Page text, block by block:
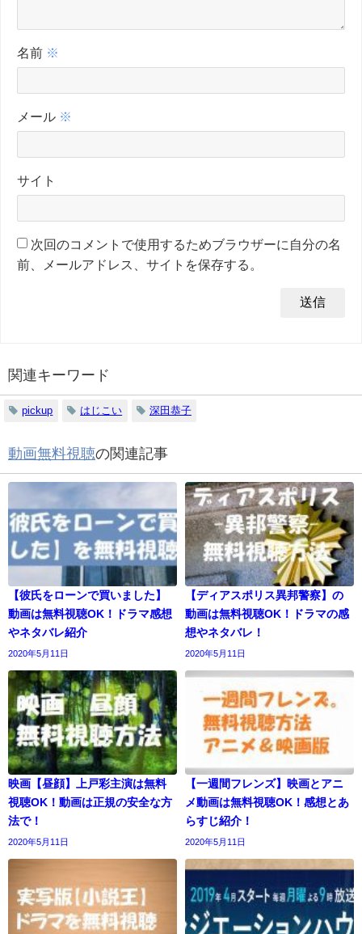
名前 ※
メール ※
サイト
次回のコメントで使用するためブラウザーに自分の名
前、メールアドレス、サイトを保存する。
関連キーワード
pickup はじこい 深田恭子
動画無料視聴の関連記事
【彼氏をローンで買いました】
動画は無料視聴OK！ドラマ感想
やネタバレ紹介
2020年5月11日
【ディアスポリス異邦警察】の
動画は無料視聴OK！ドラマの感
想やネタバレ！
2020年5月11日
映画【昼顔】上戸彩主演は無料
視聴OK！動画は正規の安全な方
法で！
2020年5月11日
【一週間フレンズ】映画とアニ
メ動画は無料視聴OK！感想とあ
らすじ紹介！
2020年5月11日